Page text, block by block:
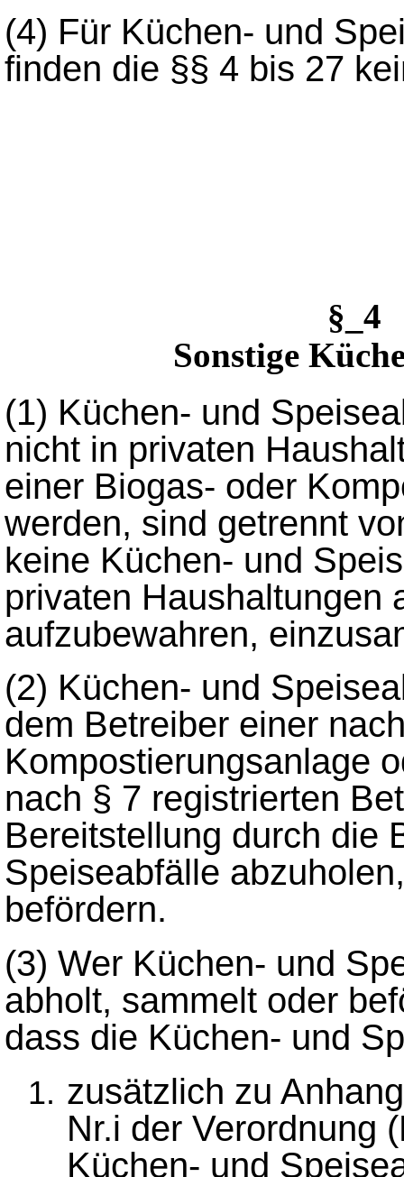
(4) Für Küchen- und
finden die §§ 4 bis 27
§_4
Sonstige
(1) Küchen- und
nicht in privaten
einer Biogas- oder
werden, sind getrennt
keine Küchen- und
privaten Haushaltungen
aufzubewahren,
(2) Küchen- und
dem Betreiber einer
Kompostierungsanlage
nach § 7 registrierten
Bereitstellung durch die
Speiseabfälle
befördern.
(3) Wer Küchen- und
abholt, sammelt oder
dass die Küchen- und
zusätzlich zu
Nr.i der Verordnung
Küchen- und